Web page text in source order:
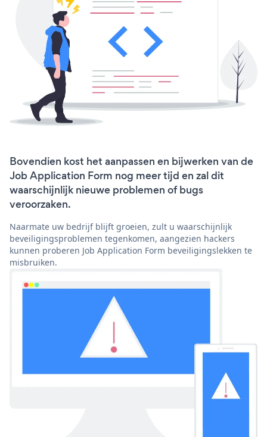
Bovendien kost het aanpassen en bijwerken van de
Job Application Form nog meer tijd en zal dit
waarschijnlijk nieuwe problemen of bugs
veroorzaken.
Naarmate uw bedrijf blijft groeien, zult u waarschijnlijk
beveiligingsproblemen tegenkomen, aangezien hackers
kunnen proberen Job Application Form beveiligingslekken te
misbruiken.